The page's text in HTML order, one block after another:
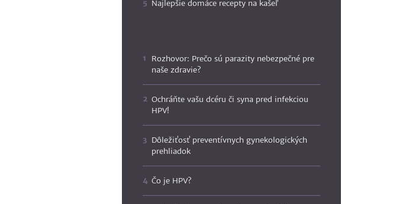
Najlepšie domáce recepty na kašeľ
Rozhovor: Prečo sú parazity nebezpečné pre
naše zdravie?
Ochráňte vašu dcéru či syna pred infekciou
HPV!
Dôležiťosť preventívnych gynekologických
prehliadok
Čo je HPV?